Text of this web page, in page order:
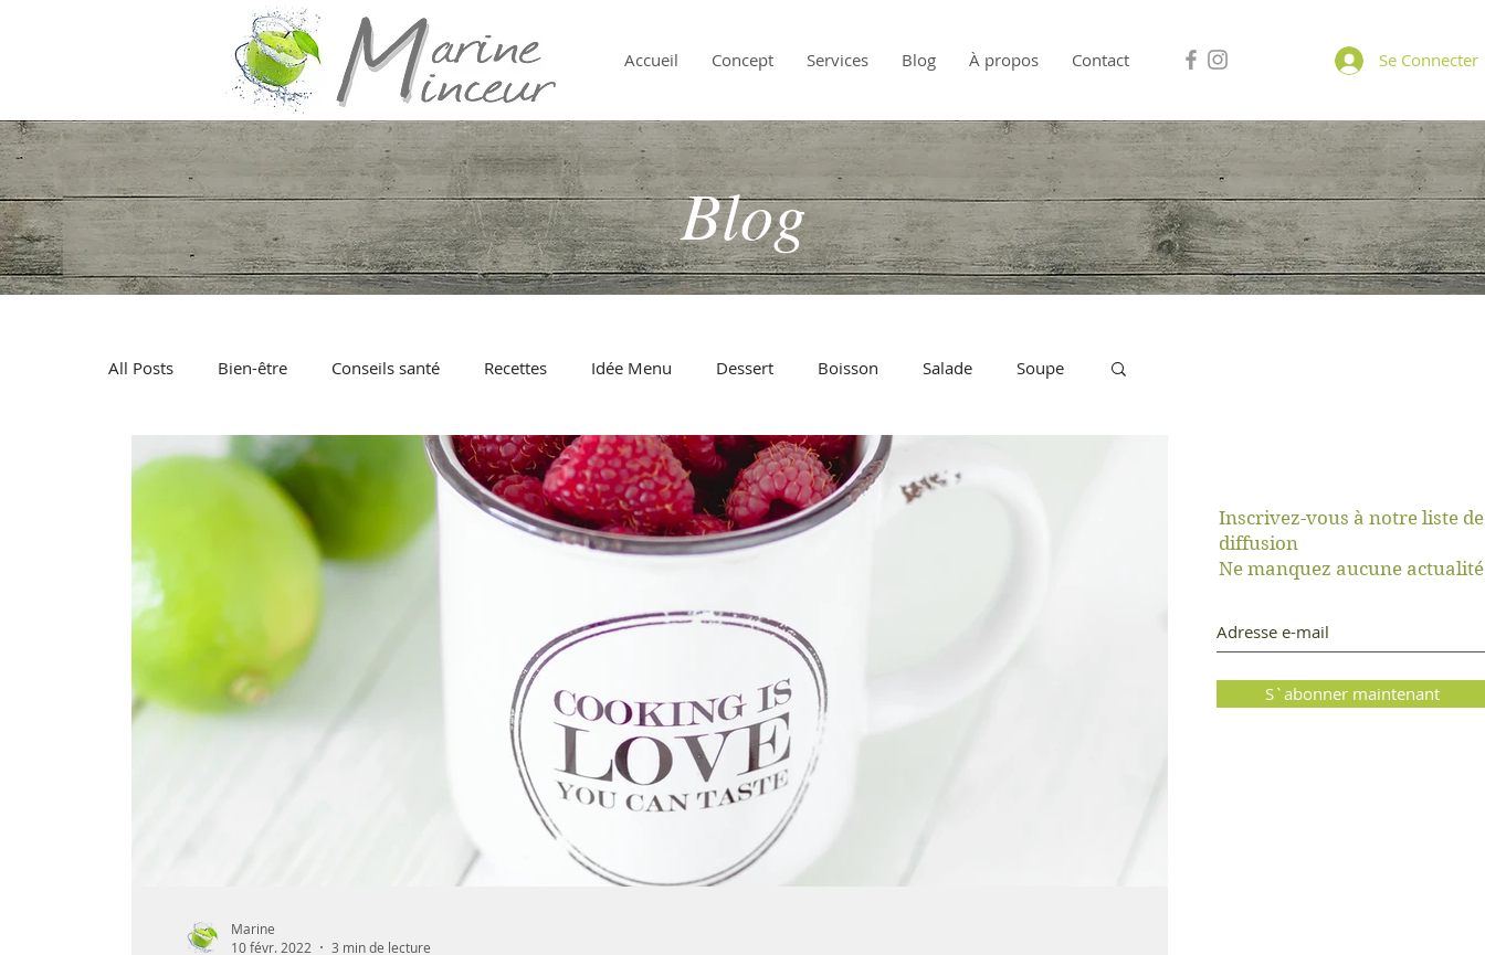
Accueil Concept Services Blog À propos Contact Se Connecter
Blog
All Posts Bien-être Conseils santé Recettes Idée Menu Dessert Boisson Salade Soupe
Poisson Viande Fruits de mer Pâtes Oeuf Au Four Tomate Fromage
Fruit Hiver Printemps Automne Barbecue Légumes verts
Organisation Végétarien Cuisine du monde Batch cooking Anti gaspi
Marine
10 févr. 2022
3 min de lecture
Inscrivez-vous à notre liste de
diffusion
Ne manquez aucune actualité
S`abonner maintenant